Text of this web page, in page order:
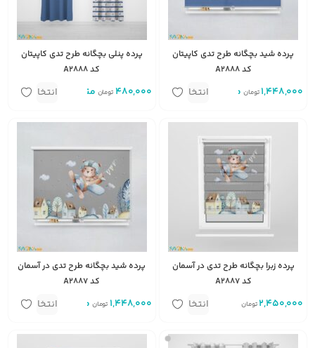
پرده شید بچگانه طرح تدی کاپیتان
کد A2888
1,448,000 تومانمتر مربع انتخاب
پرده پنلی بچگانه طرح تدی کاپیتان
کد A2888
480,000 تومان متر
انتخاب
پرده زبرا بچگانه طرح تدی در آسمان
کد A2887
2,450,000 تومانمتر مربعانتخاب
پرده شید بچگانه طرح تدی در آسمان
کد A2887
1,448,000 تومان متر مربع انتخاب